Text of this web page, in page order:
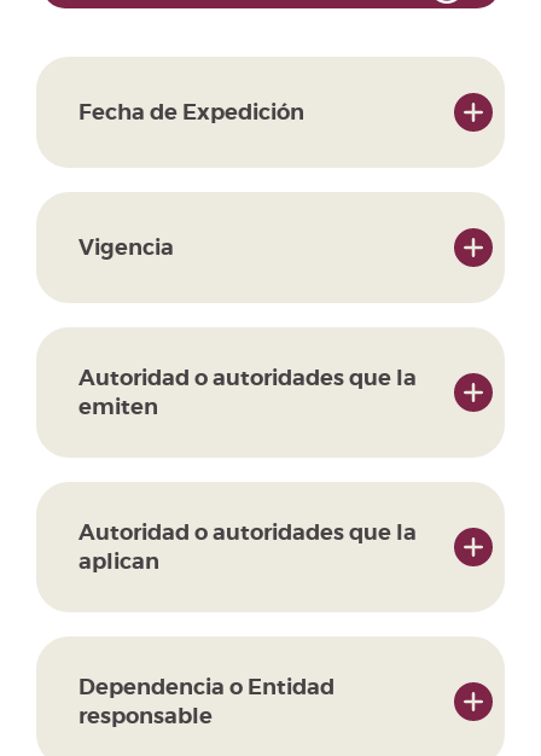
Fecha de Expedición
Vigencia
Autoridad o autoridades que la
emiten
Autoridad o autoridades que la
aplican
Dependencia o Entidad
responsable